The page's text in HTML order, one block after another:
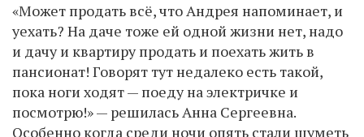
«Может продать всё, что Андрея напоминает, и
уехать? На даче тоже ей одной жизни нет, надо
и дачу и квартиру продать и поехать жить в
пансионат! Говорят тут недалеко есть такой,
пока ноги ходят — поеду на электричке и
посмотрю!» — решилась Анна Сергеевна.
Особенно когда среди ночи опять стали шуметь